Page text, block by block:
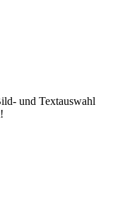
und Textauswahl